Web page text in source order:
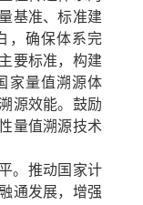
基准、标准建
，确保体系完
要标准，构建
家量值溯源体
源效能。鼓励
量值溯源技术
。 推动国家计
通发展，增强